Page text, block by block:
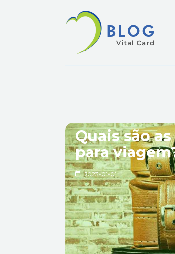
Quais são
para
2023-01-01